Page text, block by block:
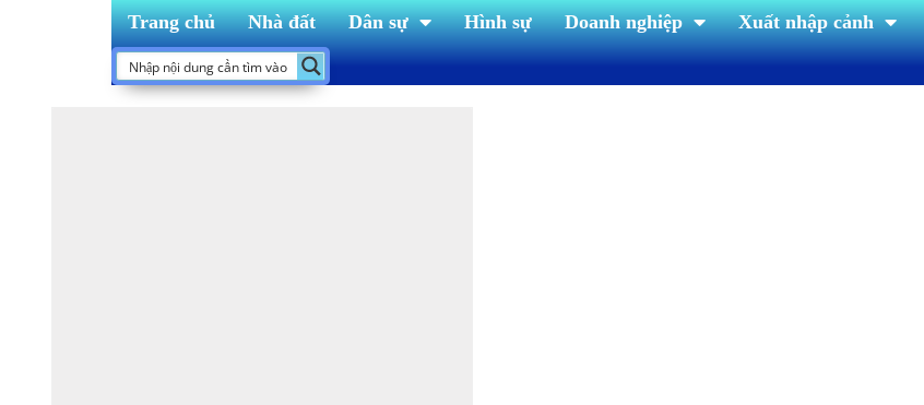
Trang chủ Nhà đất Dân sự Hình sự Doanh nghiệp Xuất nhập cảnh